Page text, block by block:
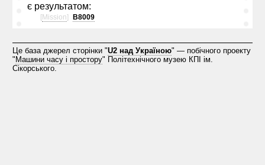
є результатом:
[Mission] B8009
Це база джерел сторінки "U2 над Україною" — побічного проекту
" Машини часу і простору" Політехнічного музею КПІ ім.
Сікорського.